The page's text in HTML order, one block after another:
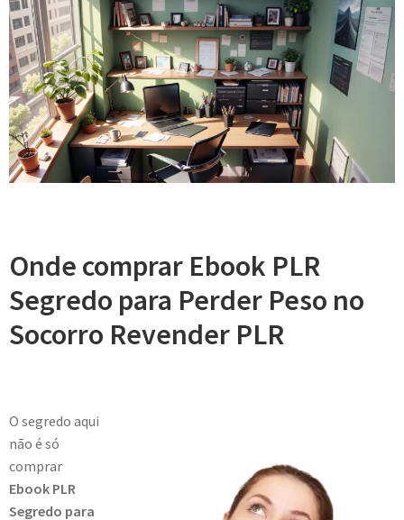
Onde comprar Ebook PLR
Segredo para Perder Peso no
Socorro Revender PLR
O segredo aqui
não é só
comprar
Ebook PLR
Segredo para